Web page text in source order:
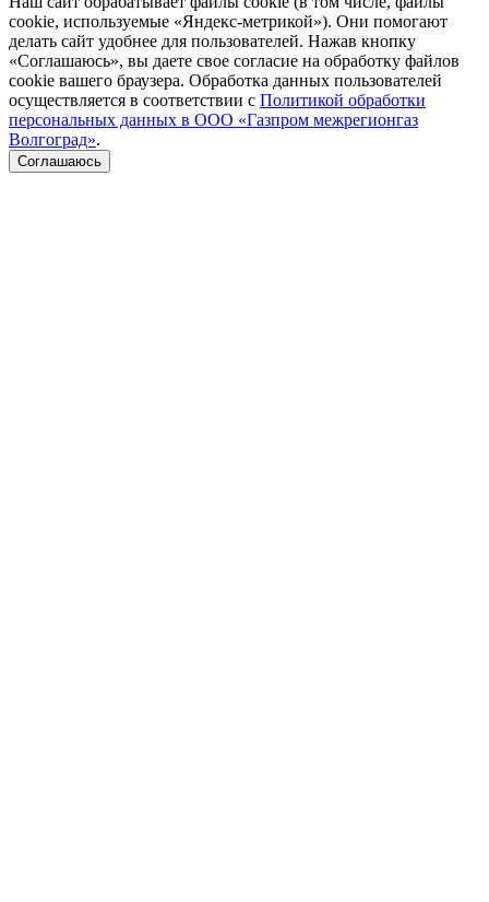
cookie, используемые «Яндекс-метрикой»). Они помогают
делать сайт удобнее для пользователей. Нажав кнопку
«Соглашаюсь», вы даете свое согласие на обработку файлов
cookie вашего браузера. Обработка данных пользователей
осуществляется в соответствии с Политикой обработки
персональных данных в ООО «Газпром межрегионгаз
Волгоград».
Соглашаюсь